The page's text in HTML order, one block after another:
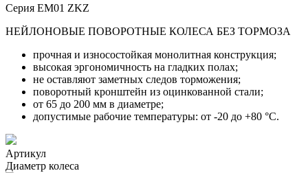
Серия EM01 ZKZ
НЕЙЛОНОВЫЕ ПОВОРОТНЫЕ КОЛЕСА БЕЗ ТОРМОЗА
прочная и износостойкая монолитная конструкция;
высокая эргономичность на гладких полах;
не оставляют заметных следов торможения;
поворотный кронштейн из оцинкованной стали;
от 65 до 200 мм в диаметре;
допустимые рабочие температуры: от -20 до +80 °С.
Артикул
Диаметр колеса